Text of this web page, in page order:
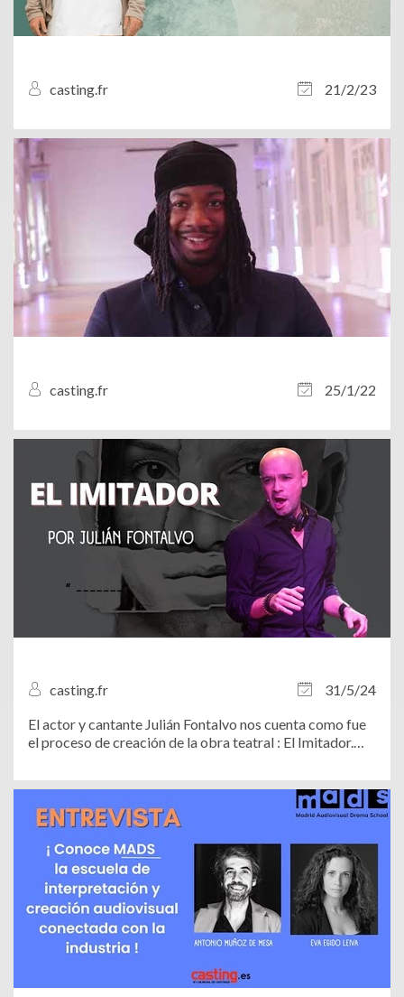
casting.fr 21/2/23
casting.fr 25/1/22
casting.fr
31/5/24
El actor y cantante Julián Fontalvo nos cuenta como fue
el proceso de creación de la obra teatral : El Imitador.